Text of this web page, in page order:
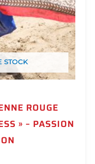
STOCK
ROUGE
» – PASSION